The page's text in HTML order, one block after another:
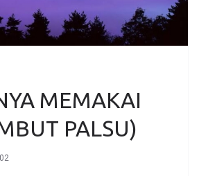
MEMAKAI
PALSU)